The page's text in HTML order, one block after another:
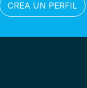
CREA UN PERFIL